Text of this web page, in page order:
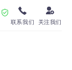
联系我们 关注我们